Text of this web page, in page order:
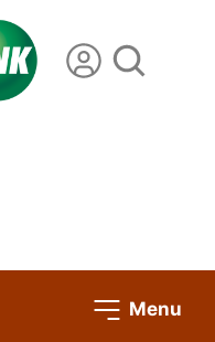
Menu